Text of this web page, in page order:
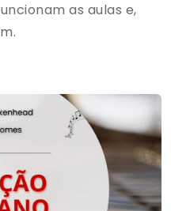
as aulas e,